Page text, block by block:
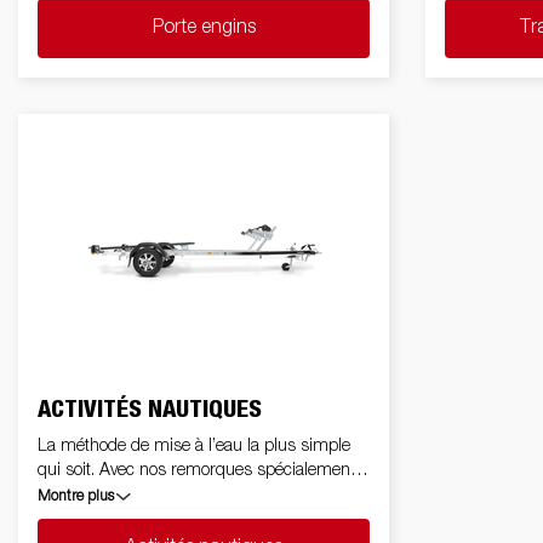
des caractéristiques de chargement hors
Porte engins
ACTIVITÉS NAUTIQUES
La méthode de mise à l’eau la plus simple
qui soit. Avec nos remorques spécialemeng
construites pour les scooters des mers, les
kayaks, les canots et les bateaux
Montre plus